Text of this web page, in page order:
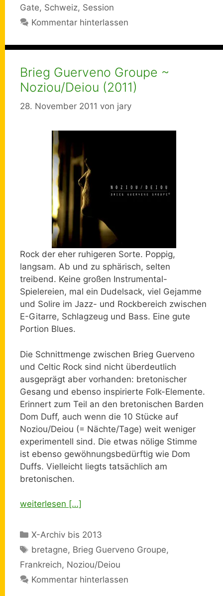
Gate, Schweiz, Session
Kommentar hinterlassen
Brieg Guerveno Groupe ~
Noziou/Deiou (2011)
28. November 2011 von jary
Rock der eher ruhigeren Sorte. Poppig,
langsam. Ab und zu sphärisch, selten
treibend. Keine großen Instrumental-
Spielereien, mal ein Dudelsack, viel Gejamme
und Solire im Jazz- und Rockbereich zwischen
E-Gitarre, Schlagzeug und Bass. Eine gute
Portion Blues.
Die Schnittmenge zwischen Brieg Guerveno
und Celtic Rock sind nicht überdeutlich
ausgeprägt aber vorhanden: bretonischer
Gesang und ebenso inspirierte Folk-Elemente.
Erinnert zum Teil an den bretonischen Barden
Dom Duff, auch wenn die 10 Stücke auf
Noziou/Deiou (= Nächte/Tage) weit weniger
experimentell sind. Die etwas nölige Stimme
ist ebenso gewöhnungsbedürftig wie Dom
Duffs. Vielleicht liegts tatsächlich am
bretonischen.
weiterlesen […]
Kategorien
X-Archiv bis 2013
Schlagwörter
bretagne, Brieg Guerveno Groupe,
Frankreich, Noziou/Deiou
Kommentar hinterlassen